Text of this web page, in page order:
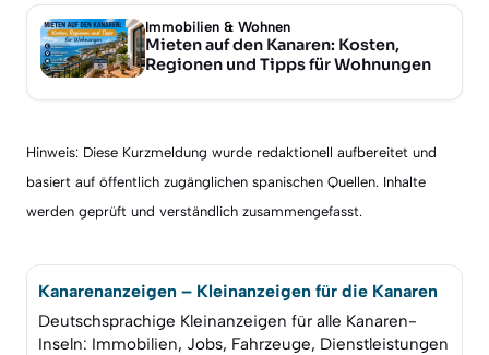
Immobilien & Wohnen
Mieten auf den Kanaren: Kosten,
Regionen und Tipps für Wohnungen
Hinweis: Diese Kurzmeldung wurde redaktionell aufbereitet und
basiert auf öffentlich zugänglichen spanischen Quellen. Inhalte
werden geprüft und verständlich zusammengefasst.
Kanarenanzeigen – Kleinanzeigen für die Kanaren
Deutschsprachige Kleinanzeigen für alle Kanaren-
Inseln: Immobilien, Jobs, Fahrzeuge, Dienstleistungen